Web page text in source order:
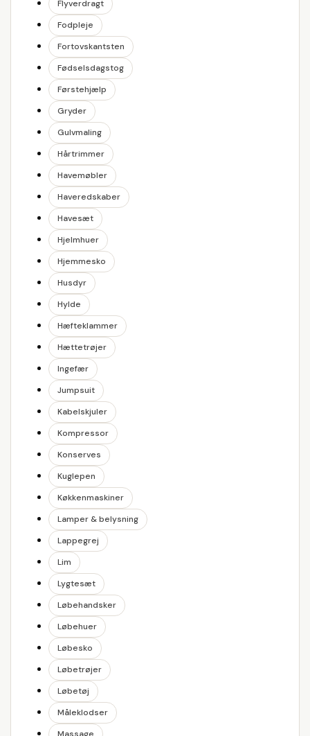
Flyverdragt
Fodpleje
Fortovskantsten
Fødselsdagstog
Førstehjælp
Gryder
Gulvmaling
Hårtrimmer
Havemøbler
Haveredskaber
Havesæt
Hjelmhuer
Hjemmesko
Husdyr
Hylde
Hæfteklammer
Hættetrøjer
Ingefær
Jumpsuit
Kabelskjuler
Kompressor
Konserves
Kuglepen
Køkkenmaskiner
Lamper & belysning
Lappegrej
Lim
Lygtesæt
Løbehandsker
Løbehuer
Løbesko
Løbetrøjer
Løbetøj
Måleklodser